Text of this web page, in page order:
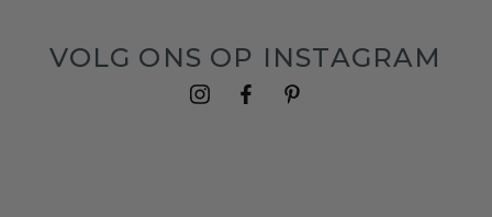
VOLG ONS OP INSTAGRAM